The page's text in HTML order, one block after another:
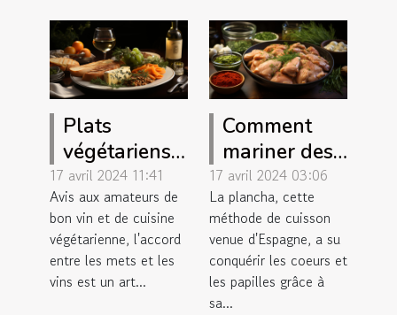
Plats
végétariens
qui se
marient bien
avec
différents
types de vins
17 avril 2024 11:41
Avis aux amateurs de
bon vin et de cuisine
végétarienne, l'accord
entre les mets et les
vins est un art...
Comment
mariner des
viandes
parfaitement
pour votre
prochaine
plancha
17 avril 2024 03:06
La plancha, cette
méthode de cuisson
venue d'Espagne, a su
conquérir les coeurs et
les papilles grâce à
sa...